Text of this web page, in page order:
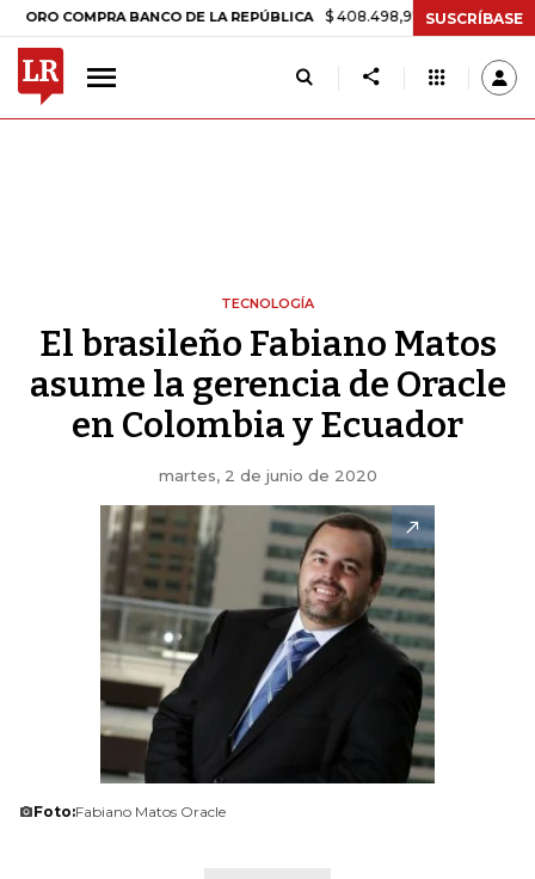
COMPRA BANCO DE LA REPÚBLICA $ 408.498,97 +$ 8.753,81 +2,19%
SUSCRÍBASE
TECNOLOGÍA
El brasileño Fabiano Matos
asume la gerencia de Oracle
en Colombia y Ecuador
martes, 2 de junio de 2020
Foto:Fabiano Matos Oracle